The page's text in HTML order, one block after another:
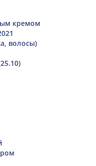
кремом
волосы)